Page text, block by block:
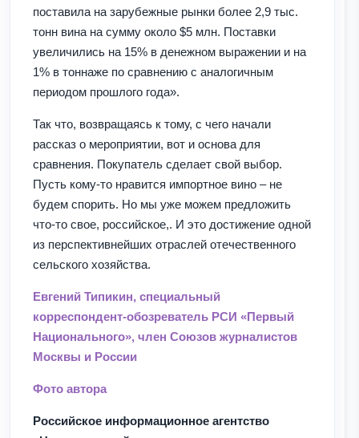
поставила на зарубежные рынки более 2,9 тыс.
тонн вина на сумму около $5 млн. Поставки
увеличились на 15% в денежном выражении и на
1% в тоннаже по сравнению с аналогичным
периодом прошлого года».
Так что, возвращаясь к тому, с чего начали
рассказ о мероприятии, вот и основа для
сравнения. Покупатель сделает свой выбор.
Пусть кому-то нравится импортное вино – не
будем спорить. Но мы уже можем предложить
что-то свое, российское,. И это достижение одной
из перспективнейших отраслей отечественного
сельского хозяйства.
Евгений Типикин, специальный
корреспондент-обозреватель РСИ «Первый
Национального», член Союзов журналистов
Москвы и России
Фото автора
Российское информационное агентство